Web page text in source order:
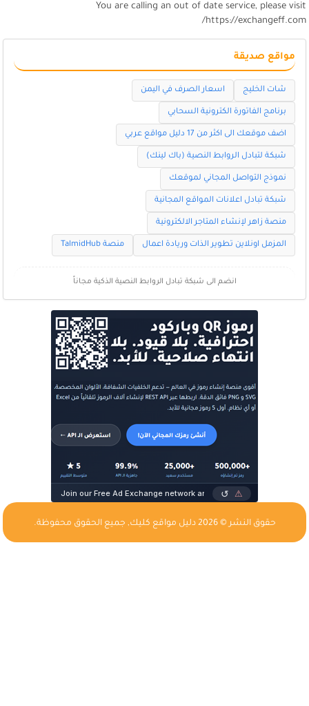
You are calling an out of date service, please visit
https://exchangeff.com/
مواقع صديقة
شات الخليج اسعار الصرف في اليمن
برنامج الفاتورة الكترونية السحابي
اضف موقعك الى اكثر من 17 دليل مواقع عربي
شبكة لتبادل الروابط النصية (باك لينك)
نموذج التواصل المجاني لموقعك
شبكة تبادل اعلانات المواقع المجانية
منصة زاهر لإنشاء المتاجر الالكترونية
المزمل اونلاين تطوير الذات وريادة اعمال منصة TalmidHub
انضم الى شبكة تبادل الروابط النصية الذكية مجاناً
حقوق النشر © 2026 دليل مواقع كليك, جميع الحقوق محفوظة.